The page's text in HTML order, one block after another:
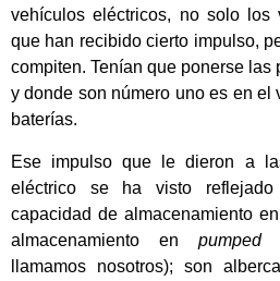
vehículos eléctricos, no solo los
que han recibido cierto impulso,
compiten. Tenían que ponerse las
y donde son número uno es en el
baterías.
Ese impulso que le dieron a
eléctrico se ha visto
capacidad de almacenamiento
almacenamiento enpumped
llamamos nosotros); son